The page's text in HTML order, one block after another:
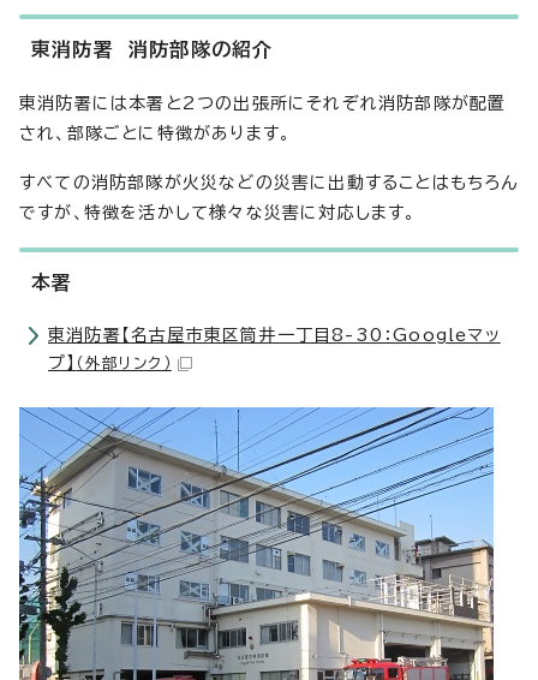
東消防署 消防部隊の紹介
東消防署には本署と2つの出張所にそれぞれ消防部隊が配置
され、部隊ごとに特徴があります。
すべての消防部隊が火災などの災害に出動することはもちろん
ですが、特徴を活かして様々な災害に対応します。
本署
東消防署【名古屋市東区筒井一丁目8-30：Googleマッ
プ】 （外部リンク）